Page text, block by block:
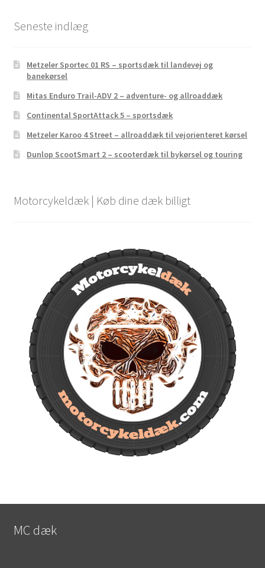
Seneste indlæg
Metzeler Sportec 01 RS – sportsdæk til landevej og
banekørsel
Mitas Enduro Trail-ADV 2 – adventure- og allroaddæk
Continental SportAttack 5 – sportsdæk
Metzeler Karoo 4 Street – allroaddæk til vejorienteret kørsel
Dunlop ScootSmart 2 – scooterdæk til bykørsel og touring
Motorcykeldæk | Køb dine dæk billigt
MC dæk